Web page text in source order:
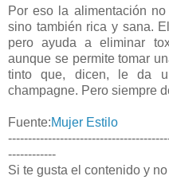
Por eso la alimentación
sino también rica y sana.
pero ayuda a eliminar
aunque se permite tomar
tinto que, dicen, le da
champagne. Pero siempre
Fuente:Mujer Estilo
------------
Si te gusta el contenido y